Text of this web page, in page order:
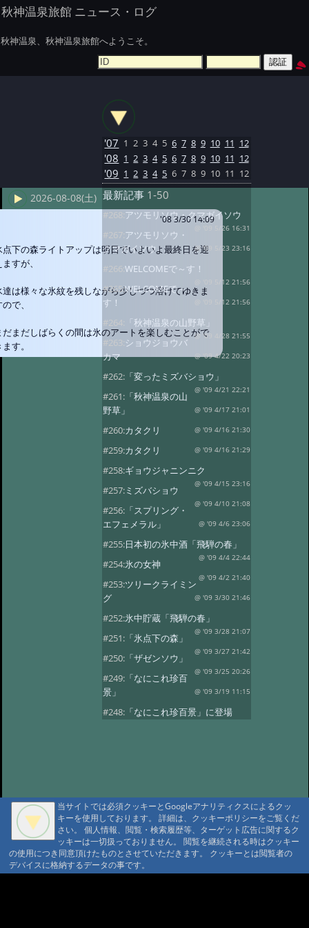
秋神温泉旅館 ニュース・ログ
秋神温泉、秋神温泉旅館へようこそ。
2026-08-08(土)
'08 3/30 14:09
点下の森ライトアップは明日でいよいよ最終日を迎
すが、
達は様々な氷紋を残しながら少しづつ溶けてゆきま
で、
だまだしばらくの間は氷のアートを楽しむことがで
す。
'07 1 2 3 4 5 6 7 8 9 10 11 12
'08 1 2 3 4 5 6 7 8 9 10 11 12
'09 1 2 3 4 5 6 7 8 9 10 11 12
最新記事 1-50
#268:アツモリソウ・クマガイソウ
@ '09 5/26 16:31
#267:アツモリソウ・
クマガイソウ
@ '09 5/23 23:16
#266:WELCOMEで～す！
@ '09 5/12 21:56
#265:WELCOMEで～
す！
@ '09 5/12 21:56
#264: 「秋神温泉の山野草」
@ '09 4/28 21:55
#263:ショウジョウバ
カマ
@ '09 4/22 20:23
#262: 「変ったミズバショウ」
@ '09 4/21 22:21
#261: 「秋神温泉の山
野草」
@ '09 4/17 21:01
#260:カタクリ @ '09 4/16 21:30
#259:カタクリ @ '09 4/16 21:29
#258:ギョウジャニンニク
@ '09 4/15 23:16
#257:ミズバショウ
@ '09 4/10 21:08
#256: 「スプリング・
エフェメラル」
@ '09 4/6 23:06
#255:日本初の氷中酒「飛騨の春」
@ '09 4/4 22:44
#254:氷の女神
@ '09 4/2 21:40
#253:ツリークライミン
グ
@ '09 3/30 21:46
#252:氷中貯蔵「飛騨の春」
@ '09 3/28 21:07
#251: 「氷点下の森」
@ '09 3/27 21:42
#250: 「ザゼンソウ」
@ '09 3/25 20:26
#249: 「なにこれ珍百
景」
@ '09 3/19 11:15
#248: 「なにこれ珍百景」に登場
@ '09 3/3 20:42
#243:「秋神温泉お泊り
プラン」
@ '09 3/1 21:01
#242: 「氷点下の森の不思議」
@ '09 2/24 17:05
#241:「氷の魅力」
当サイトでは必須クッキーとGoogleアナリティクスによるクッ
キーを使用しております。 詳細は、クッキーポリシーをご覧くだ
さい。 個人情報、閲覧・検索履歴等、ターゲット広告に関するク
ッキーは一切扱っておりません。 閲覧を継続される時はクッキー
の使用につき同意頂けたものとさせていただきます。 クッキーとは閲覧者の
デバイスに格納するデータの事です。